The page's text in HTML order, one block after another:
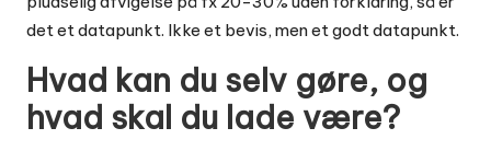
det et datapunkt. Ikke et bevis, men et godt datapunkt.
Hvad kan du selv gøre, og
hvad skal du lade være?